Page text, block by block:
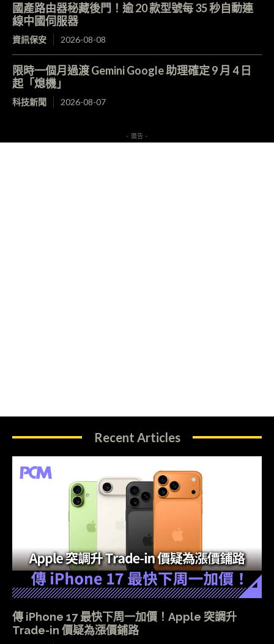
國產路由器秘藏後門！逾 20 款型號每 35 秒自動連
線中國伺服器
資訊保安 2026-08-08
限時一個月過渡 Gemini Google 助理確定 9 月 4 日
起「熄機」
科技新聞 2026-08-07
- 廣告 -
Recent Articles
傳 iPhone 17 最快下周一加價！Apple 突調升
Trade-in 價疑為漲價鋪路